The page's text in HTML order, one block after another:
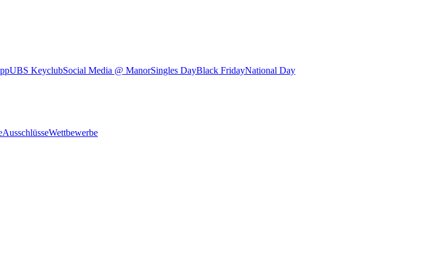
UBS KeyclubSocial Media @ ManorSingles DayBlack FridayNational Day
AusschlüsseWettbewerbe